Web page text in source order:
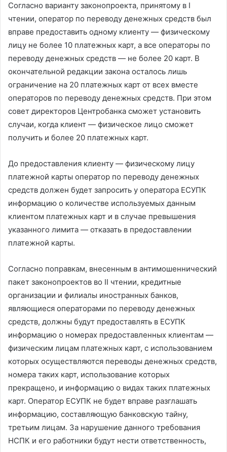
Согласно варианту законопроекта, принятому в I
чтении, оператор по переводу денежных средств был
вправе предоставить одному клиенту — физическому
лицу не более 10 платежных карт, а все операторы по
переводу денежных средств — не более 20 карт. В
окончательной редакции закона осталось лишь
ограничение на 20 платежных карт от всех вместе
операторов по переводу денежных средств. При этом
совет директоров Центробанка сможет установить
случаи, когда клиент — физическое лицо сможет
получить и более 20 платежных карт.
До предоставления клиенту — физическому лицу
платежной карты оператор по переводу денежных
средств должен будет запросить у оператора ЕСУПК
информацию о количестве используемых данным
клиентом платежных карт и в случае превышения
указанного лимита — отказать в предоставлении
платежной карты.
Согласно поправкам, внесенным в антимошеннический
пакет законопроектов во II чтении, кредитные
организации и филиалы иностранных банков,
являющиеся операторами по переводу денежных
средств, должны будут предоставлять в ЕСУПК
информацию о номерах предоставленных клиентам —
физическим лицам платежных карт, с использованием
которых осуществляются переводы денежных средств,
номера таких карт, использование которых
прекращено, и информацию о видах таких платежных
карт. Оператор ЕСУПК не будет вправе разглашать
информацию, составляющую банковскую тайну,
третьим лицам. За нарушение данного требования
НСПК и его работники будут нести ответственность,